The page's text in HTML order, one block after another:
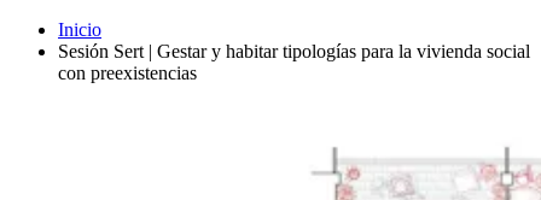
Inicio
Sesión Sert | Gestar y habitar tipologías para la vivienda social
con preexistencias